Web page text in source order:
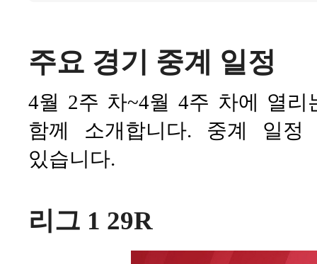
주요 경기 중계 일정
4월 2주 차~4월 4주 차에 열
함께 소개합니다. 중계 일
있습니다.
리그 1 29R